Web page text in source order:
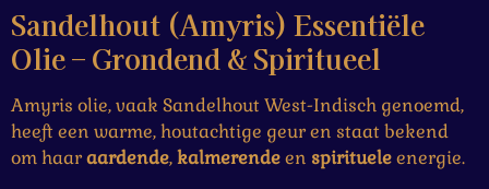
n
g
:
0
s
t
e
r
e
r
r
e
n
e
r
r
e
n
e
r
r
e
n
e
r
r
e
n
e
n
Sandelhout (Amyris) Essentiële
Olie – Grondend & Spiritueel
Amyris olie, vaak Sandelhout West-Indisch genoemd,
heeft een warme, houtachtige geur en staat bekend
om haaraardende,kalmerendeen spiritueleenergie.